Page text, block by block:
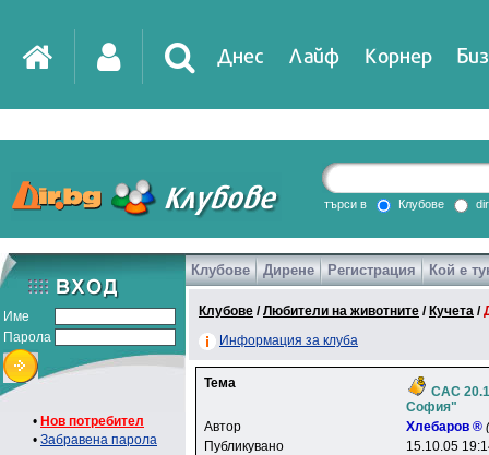
Днес Лайф Корнер
DirTV Impressio
Games
търси в Клубове
Име
Парола
• Нов потребител
• Забравена парола
Клубове Дирене Регистрация Кой е
Клубове /Любители на животните / Кучета /
Информация за клуба
Тема
CAC
София"
Автор
Xлeбapoв ®
Публикувано
15.10.05